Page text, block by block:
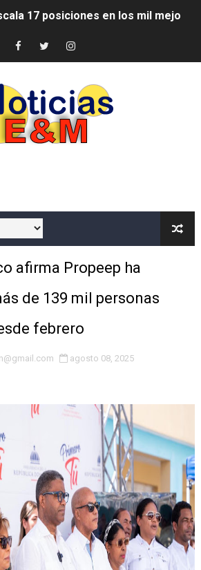
a Roberto Tineo y a Yeisy
sembrando desarrollo y
frena delitos ambientales y
retienen 213,355 galones de
recauda más de RD 57 millones en
Juan beneficiados con jornada
Molina decidió no seguir en la
en Carolina Mejía RD tiene la
sobre atentado a balazos en la
el sistema eléctrico ante
quemadas y bombas
anuncia festival cultural para
anuncia festival cultural para
afirma Propeep ha
de 139 mil personas
febrero
agosto 08, 2025